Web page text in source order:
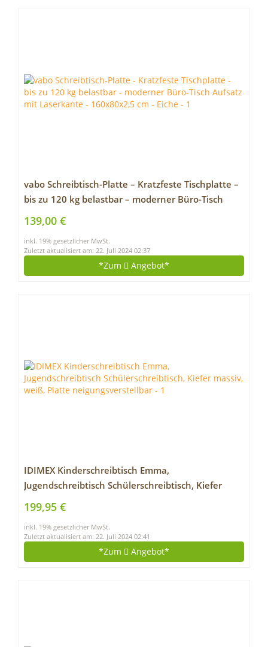
vabo Schreibtisch-Platte – Kratzfeste Tischplatte –
bis zu 120 kg belastbar – moderner Büro-Tisch
Aufsatz mit Laserkante – 160x80x2,5 cm – Eiche
139,00 €
inkl. 19% gesetzlicher MwSt.
Zuletzt aktualisiert am: 22. Juli 2024 02:37
*Zum Angebot*
IDIMEX Kinderschreibtisch Emma,
Jugendschreibtisch Schülerschreibtisch, Kiefer
massiv, weiß, Platte neigungsverstellbar
199,95 €
inkl. 19% gesetzlicher MwSt.
Zuletzt aktualisiert am: 22. Juli 2024 02:41
*Zum Angebot*